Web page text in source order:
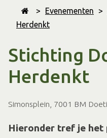
> Evenementen >
Herdenkt
Stichting
Herdenkt
Simonsplein, 7001 BM
Hieronder tref je het